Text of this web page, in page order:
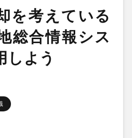
を考えている
総合情報シス
しよう